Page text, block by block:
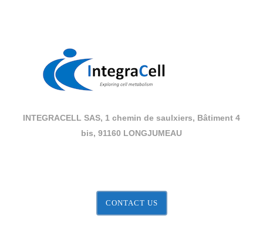
INTEGRACELL SAS, 1 chemin de saulxiers, Bâtiment 4
bis, 91160 LONGJUMEAU
CONTACT US